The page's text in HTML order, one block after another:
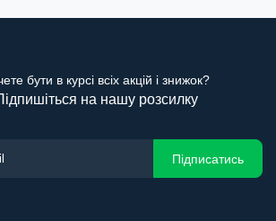
бути в курсі всіх акцій і знижок?
на нашу розсилку
Підписатись